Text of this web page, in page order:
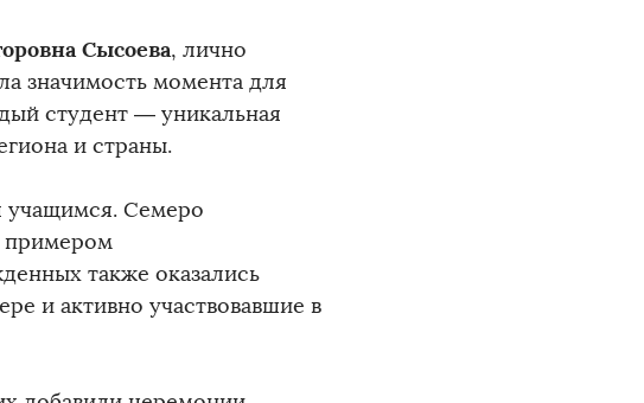
Сысоева, лично
значимость момента для
студент — уникальная
и страны.
учащимся. Семеро
примером
также оказались
и активно участвовавшие в